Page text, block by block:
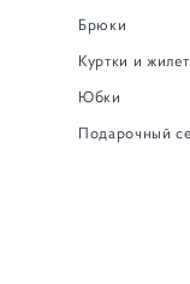
Брюки
Куртки и
Юбки
Подарочный